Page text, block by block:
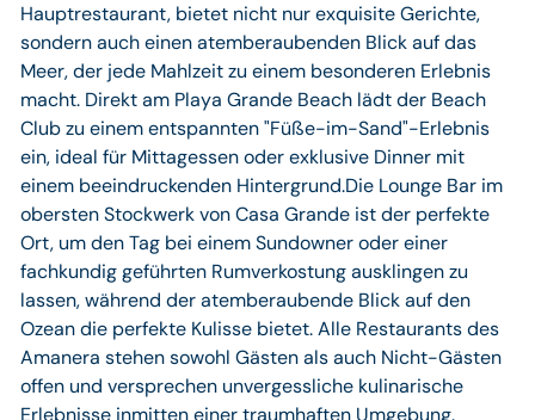
Hauptrestaurant, bietet nicht nur exquisite Gerichte,
sondern auch einen atemberaubenden Blick auf das
Meer, der jede Mahlzeit zu einem besonderen Erlebnis
macht. Direkt am Playa Grande Beach lädt der Beach
Club zu einem entspannten "Füße-im-Sand"-Erlebnis
ein, ideal für Mittagessen oder exklusive Dinner mit
einem beeindruckenden Hintergrund.Die Lounge Bar im
obersten Stockwerk von Casa Grande ist der perfekte
Ort, um den Tag bei einem Sundowner oder einer
fachkundig geführten Rumverkostung ausklingen zu
lassen, während der atemberaubende Blick auf den
Ozean die perfekte Kulisse bietet. Alle Restaurants des
Amanera stehen sowohl Gästen als auch Nicht-Gästen
offen und versprechen unvergessliche kulinarische